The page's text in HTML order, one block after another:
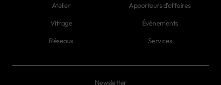
Atelier
Vitrage
Réseaux
Apporteurs d'affaires
Évènements
Services
Newsletter